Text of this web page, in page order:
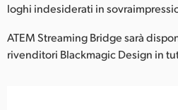
New Zealand
loghi indesiderati in
ATEM Streaming Bridge sarà
rivenditori Blackmagic Design in